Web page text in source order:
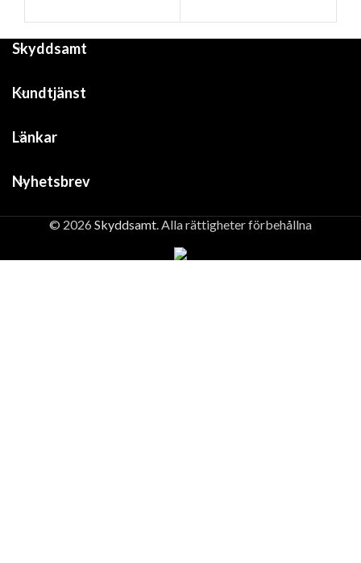
Skyddsamt
Kundtjänst
Länkar
Nyhetsbrev
© 2026 Skyddsamt. Alla rättigheter förbehållna